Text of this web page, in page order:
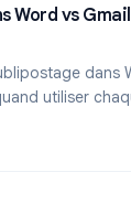
Word vs
dans
utiliser
choix pour les
Word vs